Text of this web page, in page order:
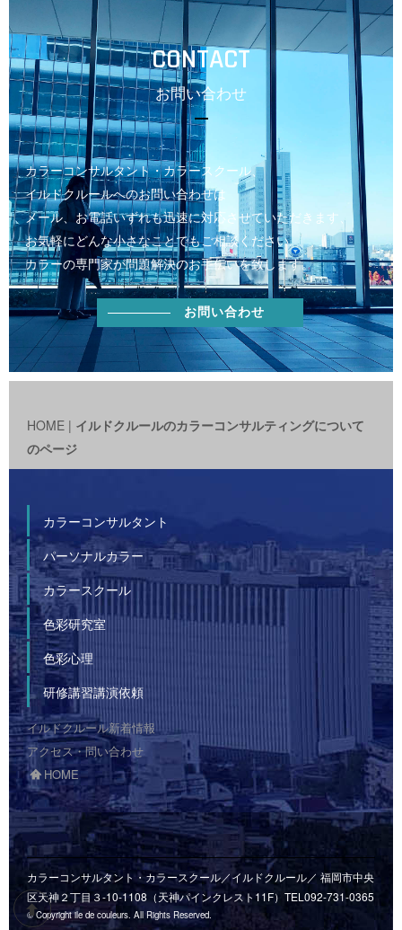
CONTACT
お問い合わせ
カラーコンサルタント・カラースクール、
イルドクルールへのお問い合わせは
メール、お電話いずれも迅速に対応させていただきます、
お気軽にどんな小さなことでもご相談ください。
カラーの専門家が問題解決のお手伝いを致します。
お問い合わせ
HOME | イルドクルールのカラーコンサルティングについて
のページ
カラーコンサルタント
パーソナルカラー
カラースクール
色彩研究室
色彩心理
研修講習講演依頼
イルドクルール新着情報
アクセス・問い合わせ
HOME
カラーコンサルタント・カラースクール／イルドクルール／ 福岡市中央
区天神２丁目３-10-1108（天神パインクレスト11F） TEL092-731-0365
© Copyright ile de couleurs. All Rights Reserved.